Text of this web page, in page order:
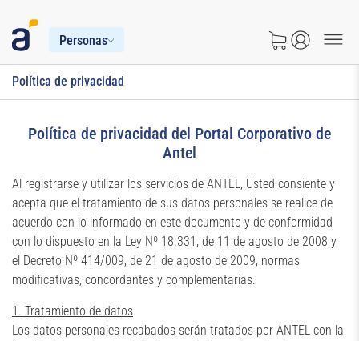
Personas
Política de privacidad
Política de privacidad del Portal Corporativo de
Antel
Al registrarse y utilizar los servicios de ANTEL, Usted consiente y
acepta que el tratamiento de sus datos personales se realice de
acuerdo con lo informado en este documento y de conformidad
con lo dispuesto en la Ley Nº 18.331, de 11 de agosto de 2008 y
el Decreto Nº 414/009, de 21 de agosto de 2009, normas
modificativas, concordantes y complementarias.
1. Tratamiento de datos
Los datos personales recabados serán tratados por ANTEL con la